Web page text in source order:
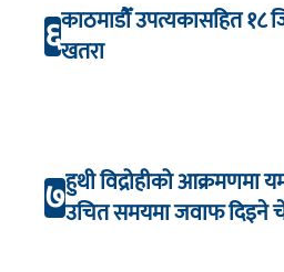
६काठमाडौँ उपत्यकासहित १८
खतरा
७हुथी विद्रोहीको आक्रमणमा
उचित समयमा जवाफ दिइने